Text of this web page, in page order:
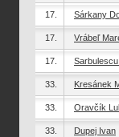
17. Sárkany
17. Vrábeľ
17.
33. Kresánek
33. Oravčík
33. Dupej Ivan